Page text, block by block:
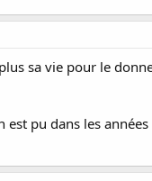
sa vie pour le
pu dans les